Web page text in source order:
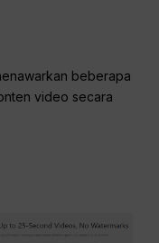
beberapa
video secara